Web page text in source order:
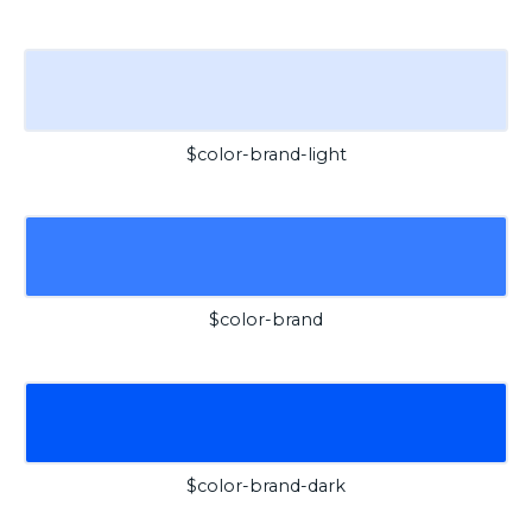
$color-brand-light
$color-brand
$color-brand-dark